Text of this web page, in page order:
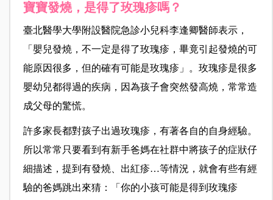
寶寶發燒，是得了玫瑰疹嗎？
臺北醫學大學附設醫院急診小兒科李逢卿醫師表示，
「嬰兒發燒，不一定是得了玫瑰疹，畢竟引起發燒的可
能原因很多，但的確有可能是玫瑰疹」。玫瑰疹是很多
嬰幼兒都得過的疾病，因為孩子會突然發高燒，常常造
成父母的驚慌。
許多家長都對孩子出過玫瑰疹，有著各自的自身經驗。
所以常常只要看到有新手爸媽在社群中將孩子的症狀仔
細描述，提到有發燒、出紅疹…等情況，就會有些有經
驗的爸媽跳出來猜：「你的小孩可能是得到玫瑰疹